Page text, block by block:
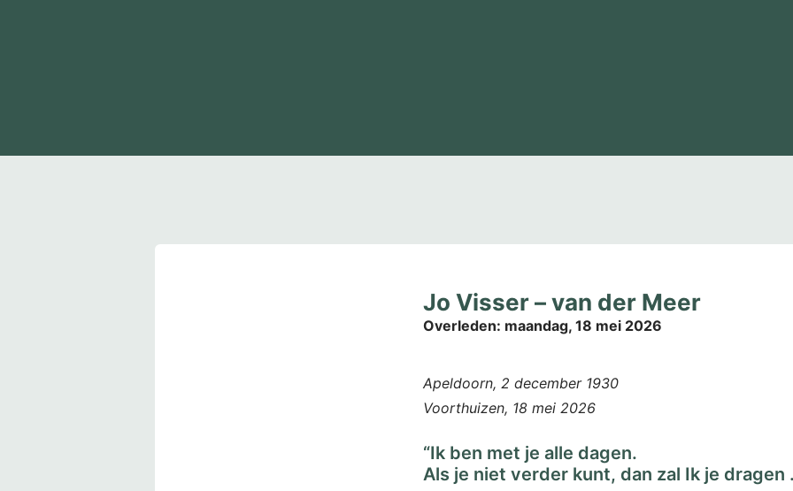
Jo Visser – van der Meer
Overleden: maandag, 18 mei 2026
Apeldoorn, 2 december 1930
Voorthuizen, 18 mei 2026
“Ik ben met je alle dagen.
Als je niet verder kunt, dan zal Ik je dragen